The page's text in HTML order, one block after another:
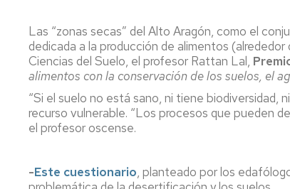
Las “zonas secas” del Alto Aragón, como el
dedicada a la producción de alimentos
Ciencias del Suelo, el profesor Rattan Lal,
alimentos con la conservación de los suelos, el
“Si el suelo no está sano, ni tiene biodiversidad,
recurso vulnerable. “Los procesos que pueden
el profesor oscense.
-Este cuestionario, planteado por los